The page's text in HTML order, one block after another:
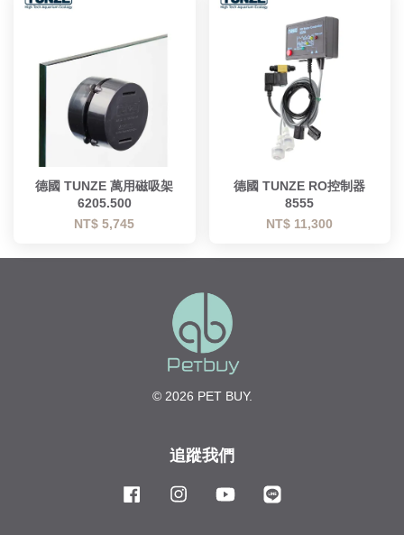
德國 TUNZE 萬用磁吸架
6205.500
NT$ 5,745
德國 TUNZE RO控制器
8555
NT$ 11,300
© 2026 PET BUY.
追蹤我們
Facebook Instagram YouTube